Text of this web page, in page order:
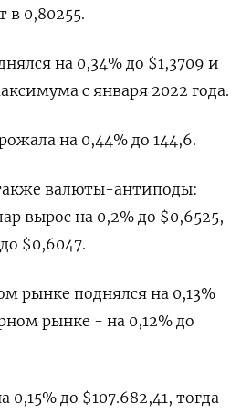
в 0,80255.
на 0,34% до $1,3709 и
с января 2022 года.
на 0,44%​ до 144,6.
валюты-антиподы:
вырос на 0,2% до $0,6525​,
$0,6047​.
рынке поднялся на 0,13%
рынке - на 0,12% до
до $107.682,41, тогда